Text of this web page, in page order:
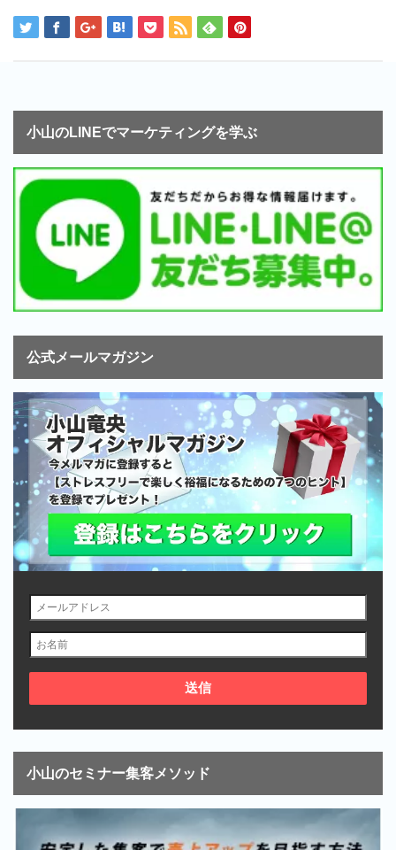
小山のLINEでマーケティングを学ぶ
公式メールマガジン
小山のセミナー集客メソッド